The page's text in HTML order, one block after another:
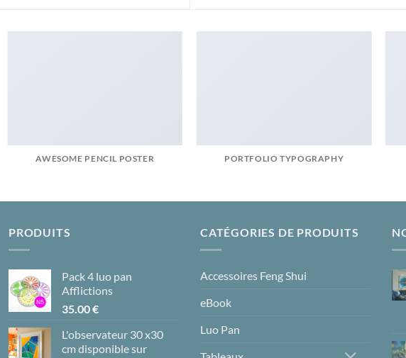
AWESOME PENCIL POSTER PORTFOLIO TYPOGRAPHY
PRODUITS
Pack 4 luo pan
Afflictions
35.00€
L'observateur 30 x30
cm disponible sur
CATÉGORIES DE PRODUITS
Accessoires Feng Shui
eBook
Luo Pan